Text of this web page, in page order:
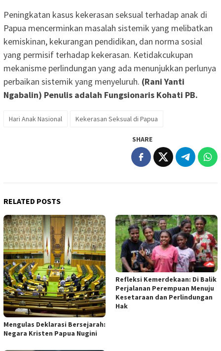
Peningkatan kasus kekerasan seksual terhadap anak di
Papua mencerminkan masalah sistemik yang melibatkan
kemiskinan, kekurangan pendidikan, dan norma sosial
yang permisif terhadap kekerasan. Ketidakcukupan
mekanisme perlindungan yang ada menunjukkan perlunya
perbaikan sistemik yang menyeluruh. (Rani Yanti
Ngabalin) Penulis adalah Fungsionaris Kohati PB.
Hari Anak Nasional Kekerasan Seksual di Papua
SHARE
RELATED POSTS
Mengulas Deklarasi Bersejarah:
Negara Kristen Papua Nugini
Refleksi Kemerdekaan: Di Balik
Perjalanan Perempuan Menuju
Kesetaraan dan Perlindungan
Hak